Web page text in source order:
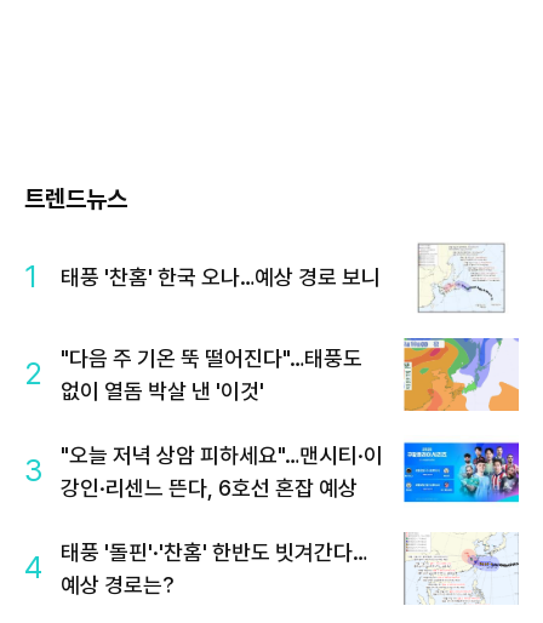
트렌드뉴스
1 태풍 '찬홈' 한국 오나…예상 경로 보니
2
"다음 주 기온 뚝 떨어진다"…태풍도
없이 열돔 박살 낸 '이것'
3
"오늘 저녁 상암 피하세요"…맨시티·이
강인·리센느 뜬다, 6호선 혼잡 예상
4
태풍 '돌핀'·'찬홈' 한반도 빗겨간다…
예상 경로는?